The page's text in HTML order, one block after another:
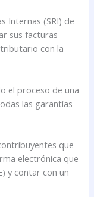
Internas (SRI) de
sus facturas
con la
el proceso de una
las garantías
que
electrónica que
y contar con un